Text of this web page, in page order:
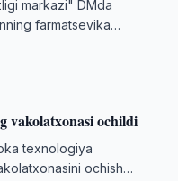
markazi" DMda
farmatsevika
vakolatxonasi ochildi
texnologiya
ochish